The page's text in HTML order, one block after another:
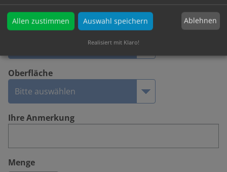
Länge
Oberfläche
Ihre Anmerkung
Menge
Allen zustimmen Auswahl speichern Ablehnen
Realisiert mit Klaro!